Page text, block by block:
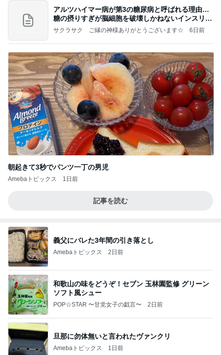
アルツハイマー病が第3の糖尿病と呼ばれる理由…
糖の摂りすぎが脳細胞を破壊しかねないインスリン
の恐
サクラサク ご縁の神様ありがとうございます☆ 6日前
朝起きて3秒でパンツ一丁の男児
Amebaトピックス 1日前
記事を読む
義父にバレた3年間の引き落とし
Amebaトピックス 2日前
和歌山の味をどうぞ！セブン 玉林園監修 グリーン
ソフト風シュー
POP☆STAR 〜甘党女子の戯言〜 2日前
旦那に勿体無いと言われたヴァンクリ
Amebaトピックス 1日前